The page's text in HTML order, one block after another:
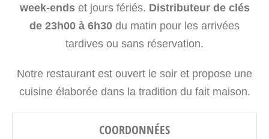
week-endset jours fériés. Distributeur de clés
de 23h00 à 6h30 du matin pour les arrivées
tardives ou sans réservation.
Notre restaurant est ouvert le soir et propose une
cuisine élaborée dans la tradition du fait maison.
COORDONNÉES